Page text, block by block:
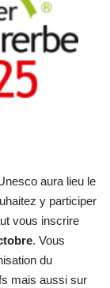
aura lieu le
y participer
vous inscrire
. Vous
du
mais aussi sur